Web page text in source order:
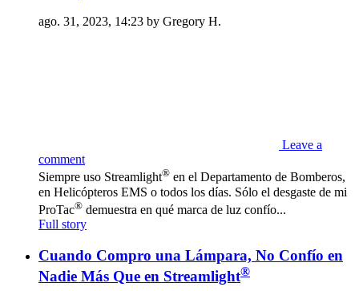
ago. 31, 2023, 14:23 by Gregory H.
Leave a
comment
Siempre uso Streamlight® en el Departamento de Bomberos,
en Helicópteros EMS o todos los días. Sólo el desgaste de mi
ProTac® demuestra en qué marca de luz confío...
Full story
Cuando Compro una Lámpara, No Confío en
Nadie Más Que en Streamlight®